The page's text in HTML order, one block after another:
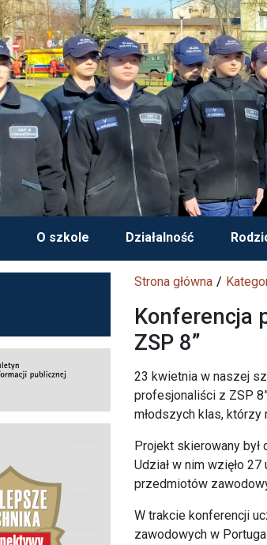
O szkole Działalność
Strona główna
Konferencja
ZSP 8”
23 kwietnia w naszej
profesjonaliści z ZSP
młodszych klas, którzy
Projekt skierowany był
Udział w nim wzięło
przedmiotów
W trakcie konferencji
zawodowych w